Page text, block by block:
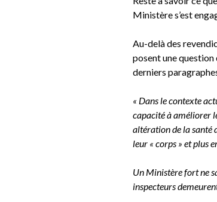
Ministère s’est
Au-delà des
posent une question
derniers
« Dans le contexte
capacité à améliorer
altération de la santé
leur « corps » et plus
Un Ministère fort ne
inspecteurs